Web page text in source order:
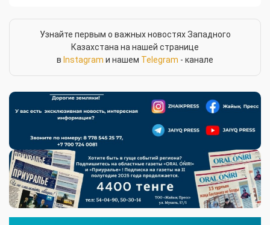
Узнайте первым о важных новостях Западного
Казахстана на нашей странице
в Instagram и нашем Telegram - канале